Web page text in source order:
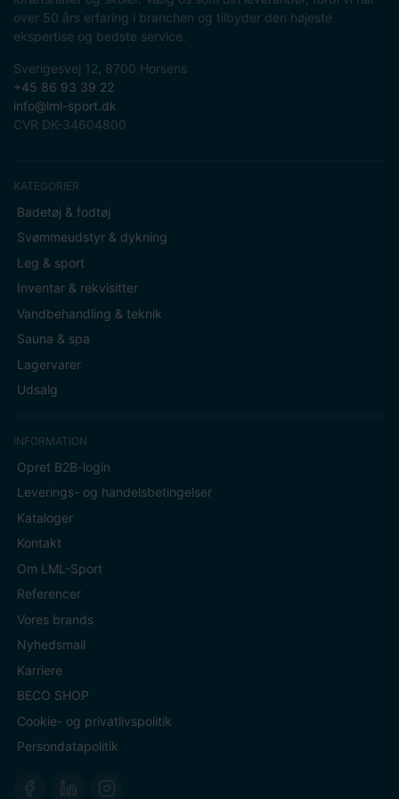
over 50 års erfaring i branchen og tilbyder den højeste
ekspertise og bedste service.
Sverigesvej 12, 8700 Horsens
+45 86 93 39 22
info@lml-sport.dk
CVR DK-34604800
KATEGORIER
Badetøj & fodtøj
Svømmeudstyr & dykning
Leg & sport
Inventar & rekvisitter
Vandbehandling & teknik
Sauna & spa
Lagervarer
Udsalg
INFORMATION
Opret B2B-login
Leverings- og handelsbetingelser
Kataloger
Kontakt
Om LML-Sport
Referencer
Vores brands
Nyhedsmail
Karriere
BECO SHOP
Cookie- og privatlivspolitik
Persondatapolitik